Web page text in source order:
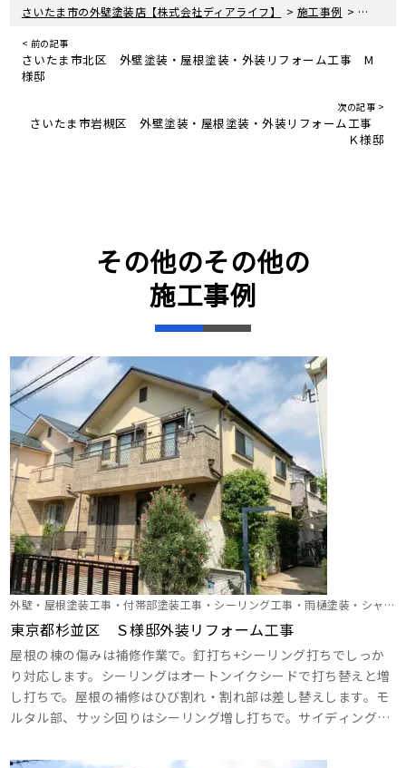
さいたま市の外壁塗装店【株式会社ディアライフ】 > 施工事例 > ふじみ
< 前の記事
さいたま市北区 外壁塗装・屋根塗装・外装リフォーム工事 M
様邸
次の記事 >
さいたま市岩槻区 外壁塗装・屋根塗装・外装リフォーム工事
Ｋ様邸
その他のその他の
施工事例
外壁・屋根塗装工事・付帯部塗装工事・シーリング工事・雨樋塗装・シャッ
ターＢＯＸ塗装・外塀塗装・屋根補修工事
東京都杉並区 Ｓ様邸外装リフォーム工事
屋根の棟の傷みは補修作業で。釘打ち+シーリング打ちでしっか
り対応します。シーリングはオートンイクシードで打ち替えと増
し打ちで。屋根の補修はひび割れ・割れ部は差し替えします。モ
ルタル部、サッシ回りはシーリング増し打ちで。サイディング部
打ちで。外壁のひび割れや穴、出隅部補修はシーリング打ち